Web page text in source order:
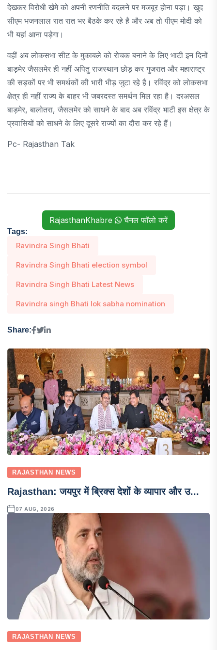
देखकर विरोधी खेमे को अपनी रणनीति बदलने पर मजबूर होना पड़ा। खुद
सीएम भजनलाल रात रात भर बैठके कर रहे है और अब तो पीएम मोदी को
भी यहां आना पड़ेगा।
वहीं अब लोकसभा सीट के मुकाबले को रोचक बनाने के लिए भाटी इन दिनों
बाड़मेर जैसलमेर ही नहीं अपितु राजस्थान छोड़ कर गुजरात और महाराष्ट्र
की सड़कों पर भी समर्थकों की भारी भीड़ जुटा रहे है। रविंद्र को लोकसभा
क्षेत्र ही नहीं राज्य के बाहर भी जबरदस्त समर्थन मिल रहा है। दरअसल
बाड़मेर, बालोतरा, जैसलमेर को साधने के बाद अब रविंद्र भाटी इस क्षेत्र के
प्रवासियों को साधने के लिए दूसरे राज्यों का दौरा कर रहे हैं।
Pc- Rajasthan Tak
RajasthanKhabre चैनल फॉलो करें
Tags:
Ravindra Singh Bhati
Ravindra Singh Bhati election symbol
Ravindra Singh Bhati Latest News
Ravindra singh Bhati lok sabha nomination
Share:
RAJASTHAN NEWS
Rajasthan: जयपुर में ब्रिक्स देशों के व्यापार और उ...
07 AUG, 2026
RAJASTHAN NEWS